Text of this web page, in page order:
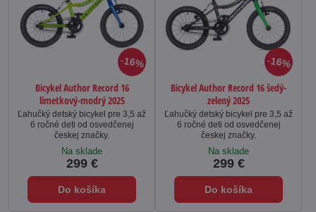
16%
Bicykel Author Record 16
limetkový-modrý 2025
Ľahučký detský bicykel pre 3,5 až
6 ročné deti od osvedčenej
českej značky.
Na sklade
299 €
Do košíka
16%
Bicykel Author Record 16 šedý-
zelený 2025
Ľahučký detský bicykel pre 3,5 až
6 ročné deti od osvedčenej
českej značky.
Na sklade
299 €
Do košíka